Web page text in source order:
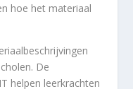
hoe het materiaal
De
helpen leerkrachten